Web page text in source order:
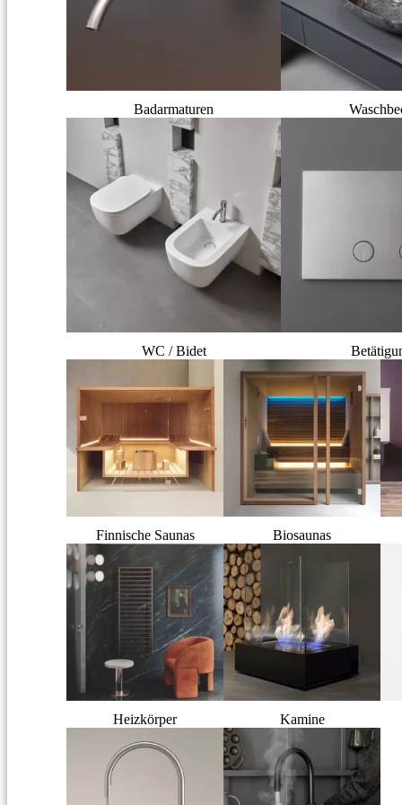
Badarmaturen
WC / Bidet
Finnische Saunas Biosaunas
Heizkörper Kamine